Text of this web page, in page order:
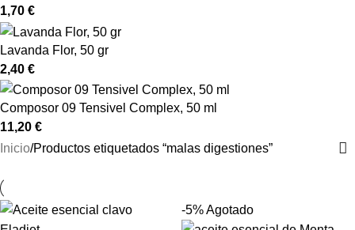
1,70 €
Lavanda Flor, 50 gr
2,40 €
Composor 09 Tensivel Complex, 50 ml
11,20 €
Inicio Productos etiquetados “malas digestiones”
-5%Agotado